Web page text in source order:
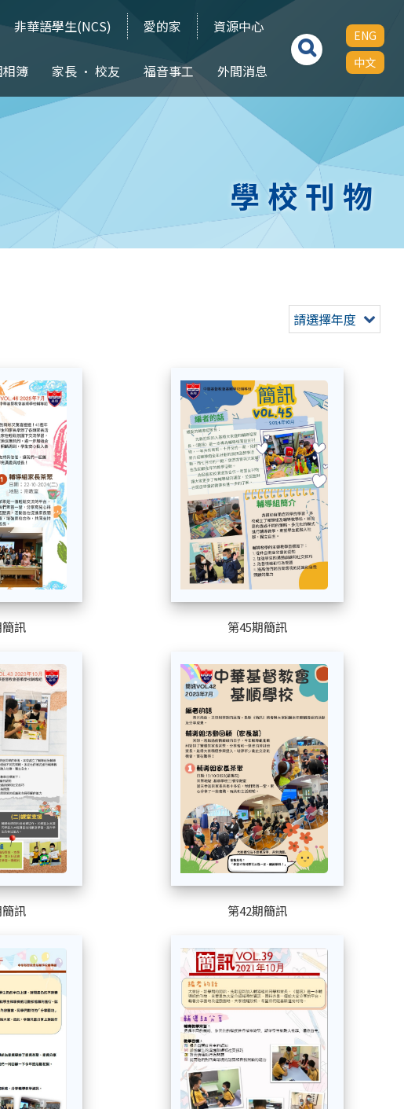
ENG
中文
資源中心
愛的家
非華語學生(NCS)
簿 家長 • 校友 福音事工 外間消息
學校刊物
請選擇年度
訊 第45期簡訊
訊 第42期簡訊